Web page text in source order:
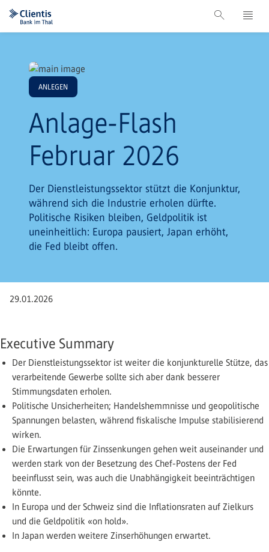
ANLEGEN
Anlage-Flash
Februar 2026
Der Dienstleistungssektor stützt die Konjunktur,
während sich die Industrie erholen dürfte.
Politische Risiken bleiben, Geldpolitik ist
uneinheitlich: Europa pausiert, Japan erhöht,
die Fed bleibt offen.
29.01.2026
Executive Summary
Der Dienstleistungssektor ist weiter die konjunkturelle Stütze, das
verarbeitende Gewerbe sollte sich aber dank besserer
Stimmungsdaten erholen.
Politische Unsicherheiten; Handelshemmnisse und geopoli­tische
Spannungen belasten, während fiskalische Impulse stabilisierend
wirken.
Die Erwartungen für Zinssenkungen gehen weit auseinander und
werden stark von der Besetzung des Chef-Postens der Fed
beeinflusst sein, was auch die Unabhängigkeit beeinträchtigen
könnte.
In Europa und der Schweiz sind die Inflationsraten auf Zielkurs
und die Geldpolitik «on hold».
In Japan werden weitere Zinserhöhungen erwartet.